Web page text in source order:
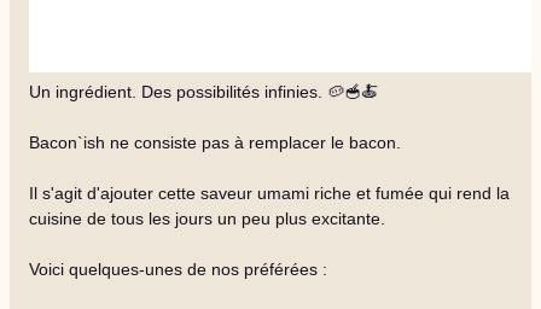
Un ingrédient. Des possibilités infinies. 🥔🥣🍝
Bacon`ish ne consiste pas à remplacer le bacon.
Il s'agit d'ajouter cette saveur umami riche et fumée qui rend la
cuisine de tous les jours un peu plus excitante.
Voici quelques-unes de nos préférées :